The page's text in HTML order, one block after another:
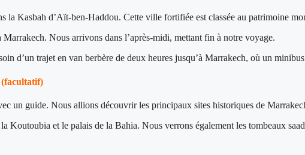
la Kasbah d’Aït-ben-Haddou. Cette ville fortifiée est classée au patrimoine
Nous arrivons dans l’après-midi, mettant fin à notre voyage.
d’un trajet en van berbère de deux heures jusqu’à Marrakech, où un
un guide. Nous allions découvrir les principaux sites historiques de
Koutoubia et le palais de la Bahia. Nous verrons également les tombeaux